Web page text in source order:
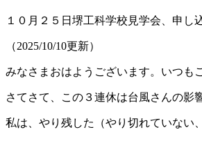
１０月２５日堺工科学校見学会、申し
（2025/10/10更新）
みなさまおはようございます。いつも
さてさて、この３連休は台風さんの影
私は、やり残した（やり切れていない